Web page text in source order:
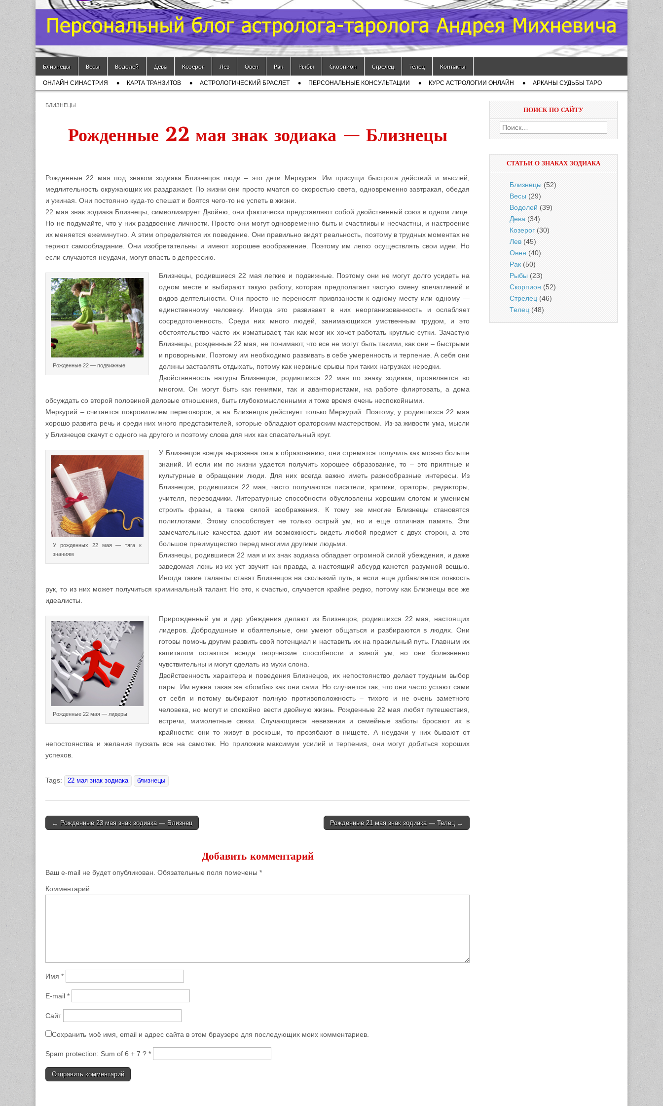
Гороскоп
Мой
Знак
Зодиака
— MZZ
Main menu
Близнецы Весы Водолей Дева Козерог Лев Овен Рак Рыбы Скорпион Стрелец Телец Контакты
Sub menu
ОНЛАЙН СИНАСТРИЯ КАРТА ТРАНЗИТОВ АСТРОЛОГИЧЕСКИЙ БРАСЛЕТ ПЕРСОНАЛЬНЫЕ КОНСУЛЬТАЦИИ КУРС АСТРОЛОГИИ ОНЛАЙН АРКАНЫ СУДЬБЫ ТАРО
БЛИЗНЕЦЫ
Рожденные 22 мая знак зодиака — Близнецы
Рожденные 22 мая под знаком зодиака Близнецов люди – это дети Меркурия. Им присущи быстрота действий и мыслей,
медлительность окружающих их раздражает. По жизни они просто мчатся со скоростью света, одновременно завтракая, обедая
и ужиная. Они постоянно куда-то спешат и боятся чего-то не успеть в жизни.
22 мая знак зодиака Близнецы, символизирует Двойню, они фактически представляют собой двойственный союз в одном лице.
Но не подумайте, что у них раздвоение личности. Просто они могут одновременно быть и счастливы и несчастны, и настроение
их меняется ежеминутно. А этим определяется их поведение. Они правильно видят реальность, поэтому в трудных моментах не
теряют самообладание. Они изобретательны и имеют хорошее воображение. Поэтому им легко осуществлять свои идеи. Но
если случаются неудачи, могут впасть в депрессию.
Рожденные 22 — подвижные
Близнецы, родившиеся 22 мая легкие и подвижные. Поэтому они не могут долго усидеть на
одном месте и выбирают такую работу, которая предполагает частую смену впечатлений и
видов деятельности. Они просто не переносят привязаности к одному месту или одному —
единственному человеку. Иногда это развивает в них неорганизованность и ослабляет
сосредоточенность. Среди них много людей, занимающихся умственным трудом, и это
обстоятельство часто их изматывает, так как мозг их хочет работать круглые сутки. Зачастую
Близнецы, рожденные 22 мая, не понимают, что все не могут быть такими, как они – быстрыми
и проворными. Поэтому им необходимо развивать в себе умеренность и терпение. А себя они
должны заставлять отдыхать, потому как нервные срывы при таких нагрузках нередки.
Двойственность натуры Близнецов, родившихся 22 мая по знаку зодиака, проявляется во
многом. Он могут быть как гениями, так и авантюристами, на работе флиртовать, а дома
обсуждать со второй половиной деловые отношения, быть глубокомысленными и тоже время очень неспокойными.
Меркурий – считается покровителем переговоров, а на Близнецов действует только Меркурий. Поэтому, у родившихся 22 мая
хорошо развита речь и среди них много представителей, которые обладают ораторским мастерством. Из-за живости ума, мысли
у Близнецов скачут с одного на другого и поэтому слова для них как спасательный круг.
У рожденных 22 мая — тяга к
знаниям
У Близнецов всегда выражена тяга к образованию, они стремятся получить как можно больше
знаний. И если им по жизни удается получить хорошее образование, то – это приятные и
культурные в обращении люди. Для них всегда важно иметь разнообразные интересы. Из
Близнецов, родившихся 22 мая, часто получаются писатели, критики, ораторы, редакторы,
учителя, переводчики. Литературные способности обусловлены хорошим слогом и умением
строить фразы, а также силой воображения. К тому же многие Близнецы становятся
полиглотами. Этому способствует не только острый ум, но и еще отличная память. Эти
замечательные качества дают им возможность видеть любой предмет с двух сторон, а это
большое преимущество перед многими другими людьми.
Близнецы, родившиеся 22 мая и их знак зодиака обладает огромной силой убеждения, и даже
заведомая ложь из их уст звучит как правда, а настоящий абсурд кажется разумной вещью.
Иногда такие таланты ставят Близнецов на скользкий путь, а если еще добавляется ловкость
рук, то из них может получиться криминальный талант. Но это, к счастью, случается крайне редко, потому как Близнецы все же
идеалисты.
Рожденные 22 мая — лидеры
Прирожденный ум и дар убеждения делают из Близнецов, родившихся 22 мая, настоящих
лидеров. Добродушные и обаятельные, они умеют общаться и разбираются в людях. Они
готовы помочь другим развить свой потенциал и наставить их на правильный путь. Главным их
капиталом остаются всегда творческие способности и живой ум, но они болезненно
чувствительны и могут сделать из мухи слона.
Двойственность характера и поведения Близнецов, их непостоянство делает трудным выбор
пары. Им нужна такая же «бомба» как они сами. Но случается так, что они часто устают сами
от себя и потому выбирают полную противоположность – тихого и не очень заметного
человека, но могут и спокойно вести двойную жизнь. Рожденные 22 мая любят путешествия,
встречи, мимолетные связи. Случающиеся невезения и семейные заботы бросают их в
крайности: они то живут в роскоши, то прозябают в нищете. А неудачи у них бывают от
непостоянства и желания пускать все на самотек. Но приложив максимум усилий и терпения, они могут добиться хороших
успехов.
Tags: 22 мая знак зодиака близнецы
Post navigation
← Рожденные 23 мая знак зодиака — Близнец Рожденные 21 мая знак зодиака — Телец →
Добавить комментарий
Ваш e-mail не будет опубликован. Обязательные поля помечены *
Комментарий
Имя *
E-mail *
Сайт
Сохранить моё имя, email и адрес сайта в этом браузере для последующих моих комментариев.
Spam protection: Sum of 6 + 7 ? *
ПОИСК ПО САЙТУ
Найти:
СТАТЬИ О ЗНАКАХ ЗОДИАКА
Близнецы (52)
Весы (29)
Водолей (39)
Дева (34)
Козерог (30)
Лев (45)
Овен (40)
Рак (50)
Рыбы (23)
Скорпион (52)
Стрелец (46)
Телец (48)